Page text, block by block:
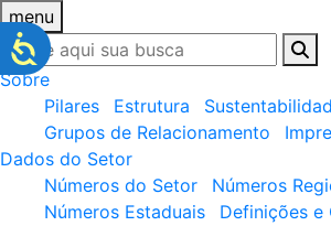
menu
Sobre
Pilares
Estrutura
Grupos de Relacionamento
Dados do Setor
Números do Setor
Números
Números Estaduais
Definições e